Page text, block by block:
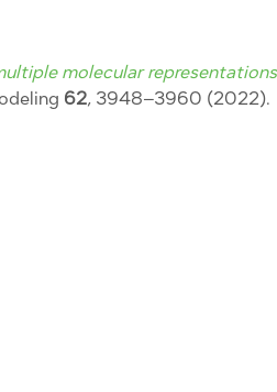
molecular
62, 3948–3960 (2022).